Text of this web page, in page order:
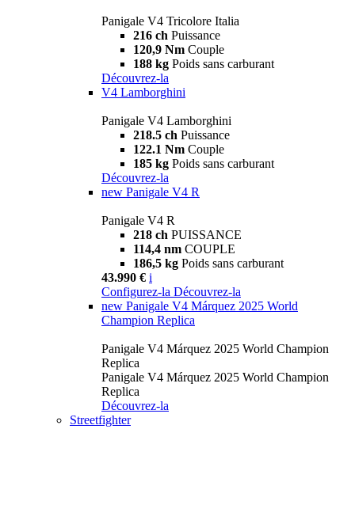
Panigale V4 Tricolore Italia
216 ch Puissance
120,9 Nm Couple
188 kg Poids sans carburant
Découvrez-la
V4 Lamborghini
Panigale V4 Lamborghini
218.5 ch Puissance
122.1 Nm Couple
185 kg Poids sans carburant
Découvrez-la
new Panigale V4 R
Panigale V4 R
218 ch PUISSANCE
114,4 nm COUPLE
186,5 kg Poids sans carburant
43.990 € i
Configurez-la Découvrez-la
new Panigale V4 Márquez 2025 World
Champion Replica
Panigale V4 Márquez 2025 World Champion
Replica
Panigale V4 Márquez 2025 World Champion
Replica
Découvrez-la
Streetfighter